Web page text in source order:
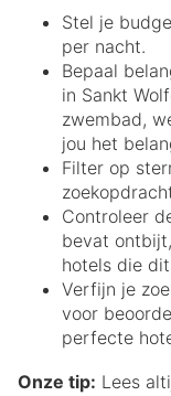
Stel je
per nacht.
Bepaal
in Sankt
zwembad,
jou het
Filter op
Controleer
bevat
hotels die
Verfijn je
voor
perfecte
Onze tip: Lees